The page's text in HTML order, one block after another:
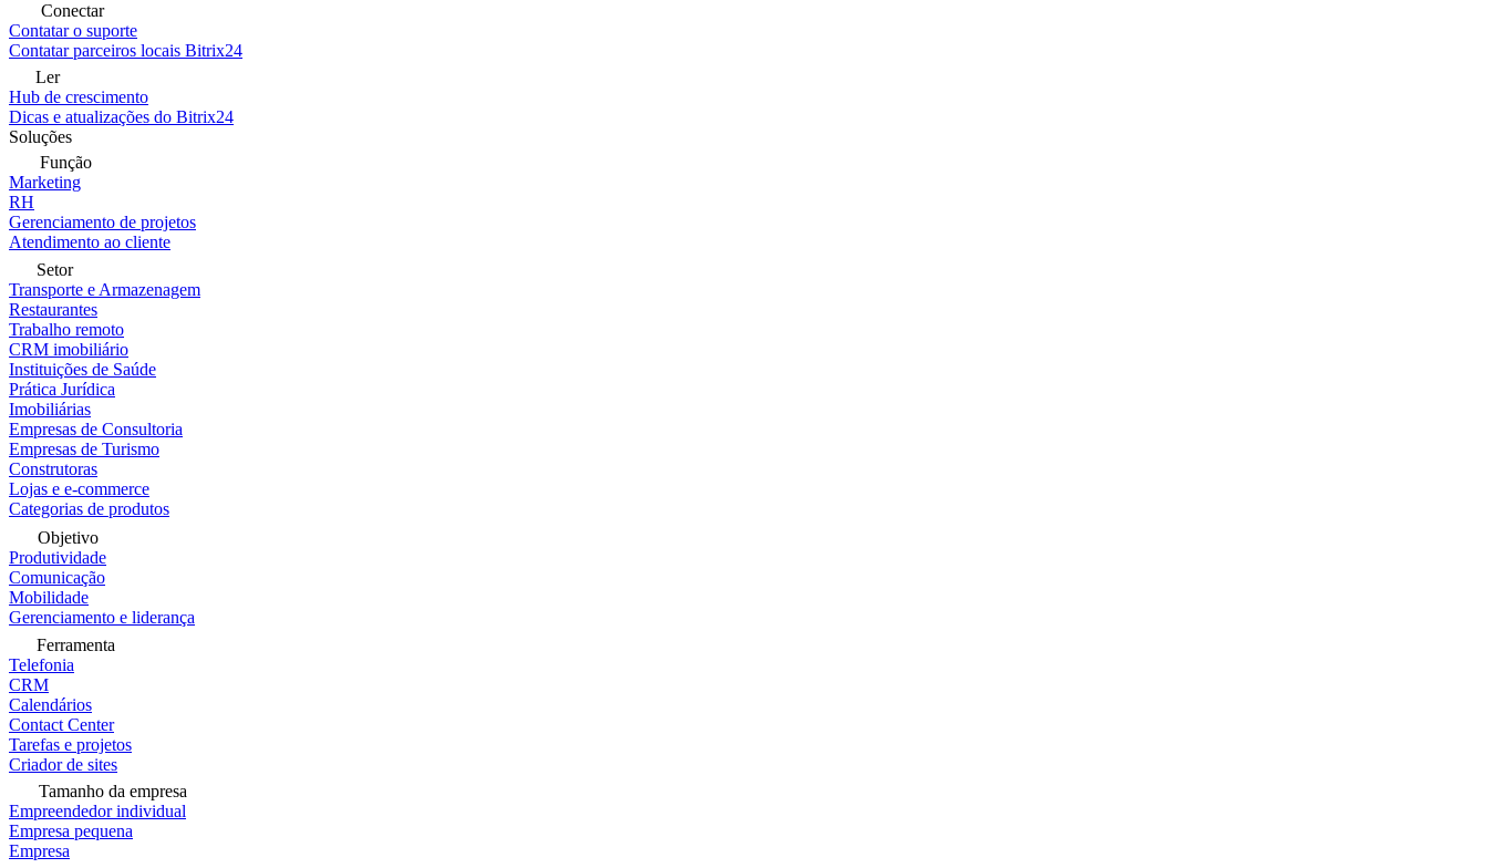
Conectar
Contatar o suporte
Contatar parceiros locais Bitrix24
Ler
Hub de crescimento
Dicas e atualizações do Bitrix24
Soluções
Função
Marketing
RH
Gerenciamento de projetos
Atendimento ao cliente
Setor
Transporte e Armazenagem
Restaurantes
Trabalho remoto
CRM imobiliário
Instituições de Saúde
Prática Jurídica
Imobiliárias
Empresas de Consultoria
Empresas de Turismo
Construtoras
Lojas e e-commerce
Categorias de produtos
Objetivo
Produtividade
Comunicação
Mobilidade
Gerenciamento e liderança
Ferramenta
Telefonia
CRM
Calendários
Contact Center
Tarefas e projetos
Criador de sites
Tamanho da empresa
Empreendedor individual
Empresa pequena
Empresa